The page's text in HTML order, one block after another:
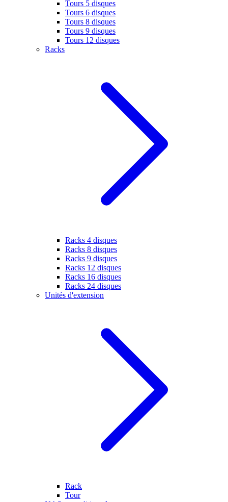
Tours 5 disques
Tours 6 disques
Tours 8 disques
Tours 9 disques
Tours 12 disques
Racks
Racks 4 disques
Racks 8 disques
Racks 9 disques
Racks 12 disques
Racks 16 disques
Racks 24 disques
Unités d'extension
Rack
Tour